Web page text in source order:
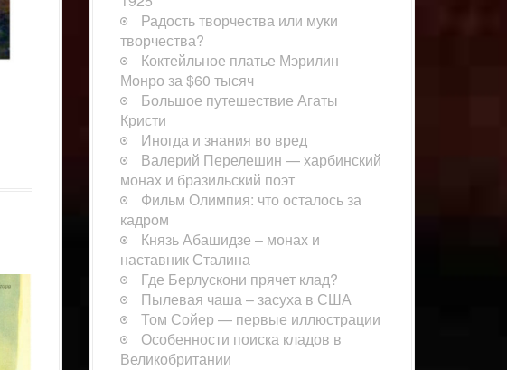
Радость творчества или муки
творчества?
Коктейльное платье Мэрилин
Монро за $60 тысяч
Большое путешествие Агаты
Кристи
Иногда и знания во вред
Валерий Перелешин — харбинский
монах и бразильский поэт
Фильм Олимпия: что осталось за
кадром
Князь Абашидзе – монах и
наставник Сталина
Где Берлускони прячет клад?
Пылевая чаша – засуха в США
Том Сойер — первые иллюстрации
Особенности поиска кладов в
Великобритании